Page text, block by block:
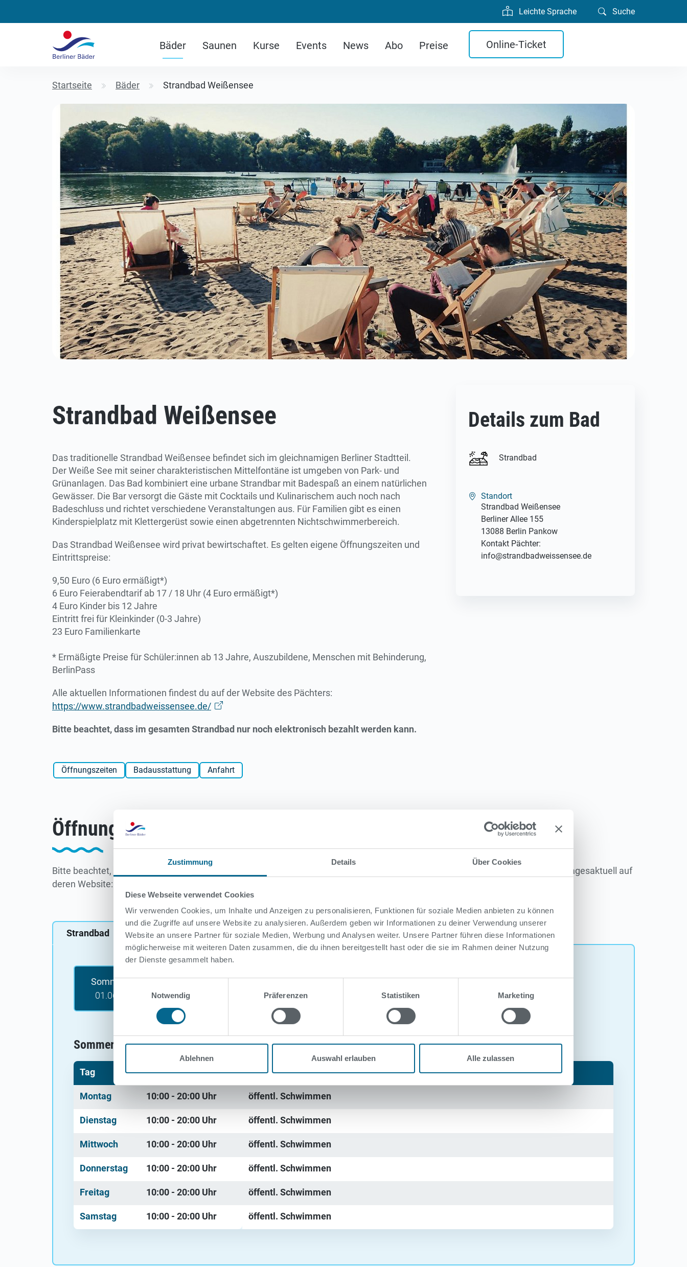
Zustimmung Details Über Cookies
Diese Webseite verwendet Cookies
Wir verwenden Cookies, um Inhalte und Anzeigen zu personalisieren, Funktionen für soziale Medien anbieten zu können
und die Zugriffe auf unsere Website zu analysieren. Außerdem geben wir Informationen zu deiner Verwendung unserer
Website an unsere Partner für soziale Medien, Werbung und Analysen weiter. Unsere Partner führen diese Informationen
möglicherweise mit weiteren Daten zusammen, die du ihnen bereitgestellt hast oder die sie im Rahmen deiner Nutzung
der Dienste gesammelt haben.
Einwilligungsauswahl
Notwendig
Präferenzen Statistiken Marketing
Ablehnen Auswahl erlauben Alle zulassen
Leichte Sprache Suche
Bäder Saunen Kurse Events News Abo Preise Online-Ticket
Startseite Bäder Strandbad Weißensee
Strandbad Weißensee
Das traditionelle Strandbad Weißensee befindet sich im gleichnamigen Berliner Stadtteil.
Der Weiße See mit seiner charakteristischen Mittelfontäne ist umgeben von Park- und
Grünanlagen. Das Bad kombiniert eine urbane Strandbar mit Badespaß an einem natürlichen
Gewässer. Die Bar versorgt die Gäste mit Cocktails und Kulinarischem auch noch nach
Badeschluss und richtet verschiedene Veranstaltungen aus. Für Familien gibt es einen
Kinderspielplatz mit Klettergerüst sowie einen abgetrennten Nichtschwimmerbereich.
Das Strandbad Weißensee wird privat bewirtschaftet. Es gelten eigene Öffnungszeiten und
Eintrittspreise:
9,50 Euro (6 Euro ermäßigt*)
6 Euro Feierabendtarif ab 17 / 18 Uhr (4 Euro ermäßigt*)
4 Euro Kinder bis 12 Jahre
Eintritt frei für Kleinkinder (0-3 Jahre)
23 Euro Familienkarte
* Ermäßigte Preise für Schüler:innen ab 13 Jahre, Auszubildene, Menschen mit Behinderung,
BerlinPass
Alle aktuellen Informationen findest du auf der Website des Pächters:
https://www.strandbadweissensee.de/
Bitte beachtet, dass im gesamten Strandbad nur noch elektronisch bezahlt werden kann.
Details zum Bad
Strandbad
Standort
Strandbad Weißensee
Berliner Allee 155
13088 Berlin Pankow
Kontakt Pächter:
info@strandbadweissensee.de
Öffnungszeiten Badausstattung Anfahrt
Öffnungszeiten
Bitte beachtet, dass bei schlechtem Wetter das Strandbad geschlossen bleibt. Über aktuelle Öffnungszeiten informiert das Bad tagesaktuell auf
deren Website:
Strandbad
Sommersaison 2026
01.06.26 - 31.08.26
Sommersaison 2026 01.06.26 - 31.08.26
Tag Uhrzeit Art
Montag 10:00 - 20:00 Uhr öffentl. Schwimmen
Dienstag 10:00 - 20:00 Uhr öffentl. Schwimmen
Mittwoch 10:00 - 20:00 Uhr öffentl. Schwimmen
Donnerstag 10:00 - 20:00 Uhr öffentl. Schwimmen
Freitag 10:00 - 20:00 Uhr öffentl. Schwimmen
Samstag 10:00 - 20:00 Uhr öffentl. Schwimmen